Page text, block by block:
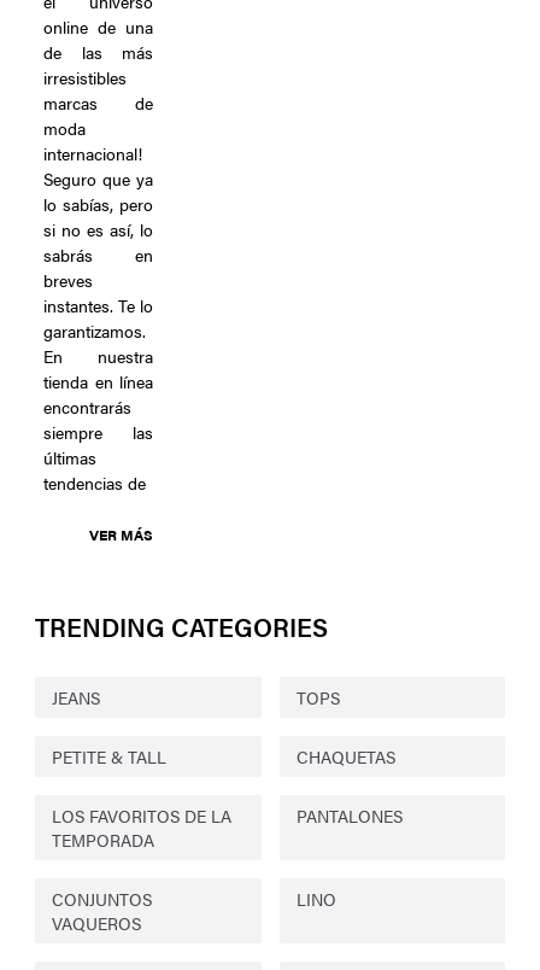
online de una
de las más
irresistibles
marcas de
moda
internacional!
Seguro que ya
lo sabías, pero
si no es así, lo
sabrás en
breves
instantes. Te lo
garantizamos.
En nuestra
tienda en línea
encontrarás
siempre las
últimas
tendencias de
VER MÁS
TRENDING CATEGORIES
JEANS TOPS
PETITE & TALL CHAQUETAS
LOS FAVORITOS DE LA
TEMPORADA
PANTALONES
CONJUNTOS
VAQUEROS
LINO